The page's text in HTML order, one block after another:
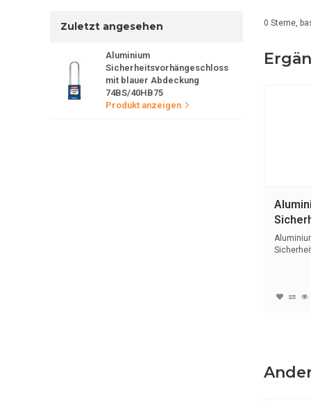
Zuletzt angesehen
Aluminium
Sicherheitsvorhängeschloss
mit blauer Abdeckung
74BS/40HB75
Produkt anzeigen
0 Sterne,
mit
76IB/